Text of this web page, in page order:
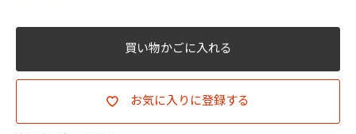
買い物かごに入れる
お気に入りに登録する